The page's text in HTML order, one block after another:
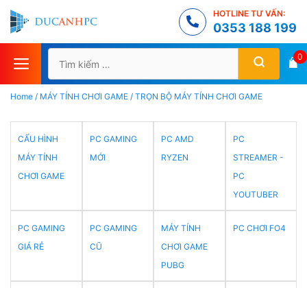
Chuyển
đến
nội
dung
HOTLINE TƯ VẤN:
0353 188 199
Tìm
kiếm
cho:
0
Home / MÁY TÍNH CHƠI GAME / TRỌN BỘ MÁY TÍNH CHƠI GAME
CẤU HÌNH
MÁY TÍNH
CHƠI GAME
PC GAMING
MỚI
PC AMD
RYZEN
PC
STREAMER -
PC
YOUTUBER
PC GAMING
GIÁ RẺ
PC GAMING
CŨ
MÁY TÍNH
CHƠI GAME
PUBG
PC CHƠI FO4